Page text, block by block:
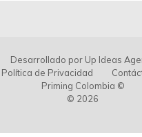
Desarrollado por Up Ideas
Política de Privacidad
Priming Colombia ©
© 2026